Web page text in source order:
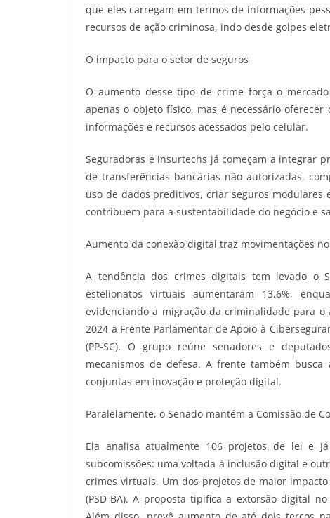
que eles carregam em termos de informações
recursos de ação criminosa, indo desde golpes
O impacto para o setor de seguros
O aumento desse tipo de crime força o
apenas o objeto físico, mas é necessário
informações e recursos acessados pelo celular.
Seguradoras e insurtechs já começam a integrar
de transferências bancárias não autorizadas,
uso de dados preditivos, criar seguros
contribuem para a sustentabilidade do negócio e
Aumento da conexão digital traz movimentações
A tendência dos crimes digitais tem levado o
estelionatos virtuais aumentaram 13,6%,
evidenciando a migração da criminalidade para
2024 a Frente Parlamentar de Apoio à
(PP-SC). O grupo reúne senadores e
mecanismos de defesa. A frente também
conjuntas em inovação e proteção digital.
Paralelamente, o Senado mantém a Comissão de
Ela analisa atualmente 106 projetos de lei e
subcomissões: uma voltada à inclusão digital e
crimes virtuais. Um dos projetos de maior
(PSD-BA). A proposta tipifica a extorsão digital